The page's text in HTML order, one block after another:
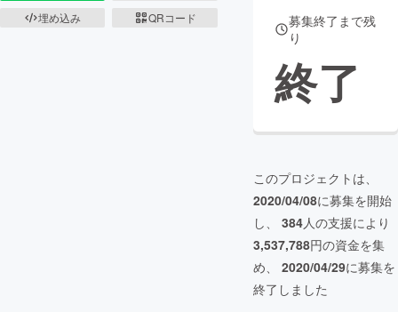
埋め込み
QRコード
募集終了まで残
り
終了
このプロジェクトは、
2020/04/08に募集を開始
し、 384人の支援により
3,537,788円の資金を集
め、 2020/04/29に募集を
終了しました